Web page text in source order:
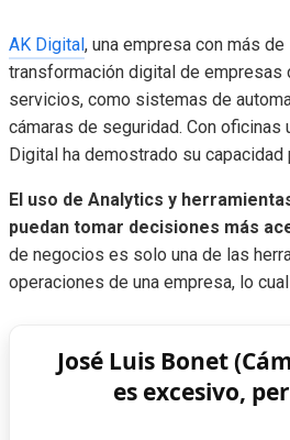
AK Digital , una empresa con más
transformación digital de empresas
servicios, como sistemas de
cámaras de seguridad. Con oficinas
Digital ha demostrado su
El uso de Analytics y
puedan tomar decisiones más
de negocios es solo una de las
operaciones de una empresa, lo
José Luis Bonet
es excesivo,